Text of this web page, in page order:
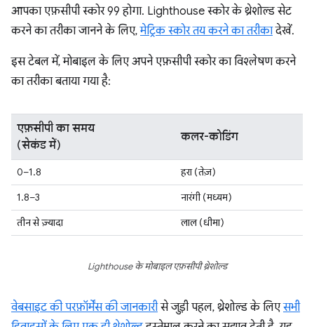
आपका एफ़सीपी स्कोर 99 होगा. Lighthouse स्कोर के थ्रेशोल्ड सेट
करने का तरीका जानने के लिए,मेट्रिक स्कोर तय करने का तरीकादेखें.
इस टेबल में, मोबाइल के लिए अपने एफ़सीपी स्कोर का विश्लेषण करने
का तरीका बताया गया है:
एफ़सीपी का समय
(सेकंड में)
कलर-कोडिंग
0–1.8
हरा (तेज़)
1.8–3
नारंगी (मध्यम)
तीन से ज़्यादा
लाल (धीमा)
Lighthouse के मोबाइल एफ़सीपी थ्रेशोल्ड
वेबसाइट की परफ़ॉर्मेंस की जानकारीसे जुड़ी पहल, थ्रेशोल्ड के लिएसभी